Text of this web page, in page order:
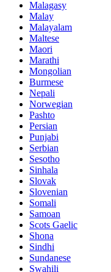
Malagasy
Malay
Malayalam
Maltese
Maori
Marathi
Mongolian
Burmese
Nepali
Norwegian
Pashto
Persian
Punjabi
Serbian
Sesotho
Sinhala
Slovak
Slovenian
Somali
Samoan
Scots Gaelic
Shona
Sindhi
Sundanese
Swahili